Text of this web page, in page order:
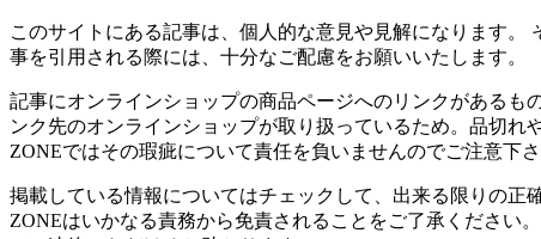
このサイトにある記事は、個人的な意見や見解になります
事を引用される際には、十分なご配慮をお願いいたします。
記事にオンラインショップの商品ページへのリンクがあるも
ンク先のオンラインショップが取り扱っているため。品切
ZONEではその瑕疵について責任を負いませんのでご注意下さ
掲載している情報についてはチェックして、出来る限りの
ZONEはいかなる責務から免責されることをご了承ください